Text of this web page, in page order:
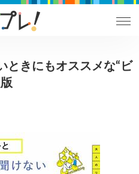
ときにもオススメな“ビ